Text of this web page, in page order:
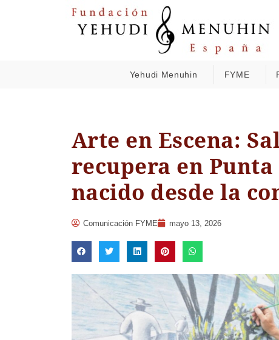
Yehudi Menuhin FYME
Arte en Escena:
recupera en
nacido desde la
Comunicación FYME mayo 13, 2026